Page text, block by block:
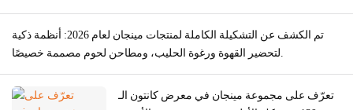
تم الكشف عن التشكيلة الكاملة لمنتجات مينجان لعام 2026: أنظمة ذكية
تعرّف على مجموعة مينجان في معرض كانتون الـ